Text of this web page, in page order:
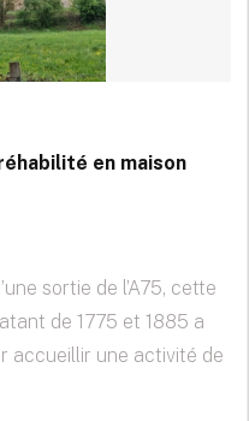
en maison
sortie de l’A75, cette
de 1775 et 1885 a
accueillir une activité de